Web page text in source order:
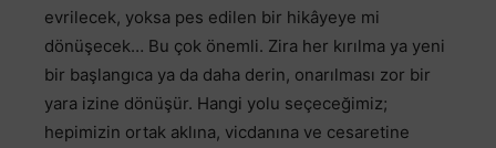
evrilecek, yoksa pes edilen bir hikâyeye mi
dönüşecek… Bu çok önemli. Zira her kırılma ya yeni
bir başlangıca ya da daha derin, onarılması zor bir
yara izine dönüşür. Hangi yolu seçeceğimiz;
hepimizin ortak aklına, vicdanına ve cesaretine